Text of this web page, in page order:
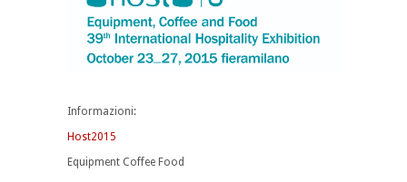
Informazioni:
Host2015
Equipment Coffee Food